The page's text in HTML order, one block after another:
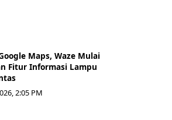
Maps, Waze Mulai
Fitur Informasi Lampu
2:05 PM